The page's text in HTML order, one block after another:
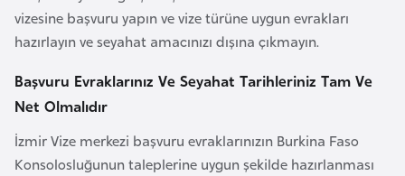
vizesine başvuru yapın ve vize türüne uygun evrakları
hazırlayın ve seyahat amacınızı dışına çıkmayın.
Başvuru Evraklarınız Ve Seyahat Tarihleriniz Tam Ve
Net Olmalıdır
İzmir Vize merkezi başvuru evraklarınızın Burkina Faso
Konsolosluğunun taleplerine uygun şekilde hazırlanması
r
i
e
t
i